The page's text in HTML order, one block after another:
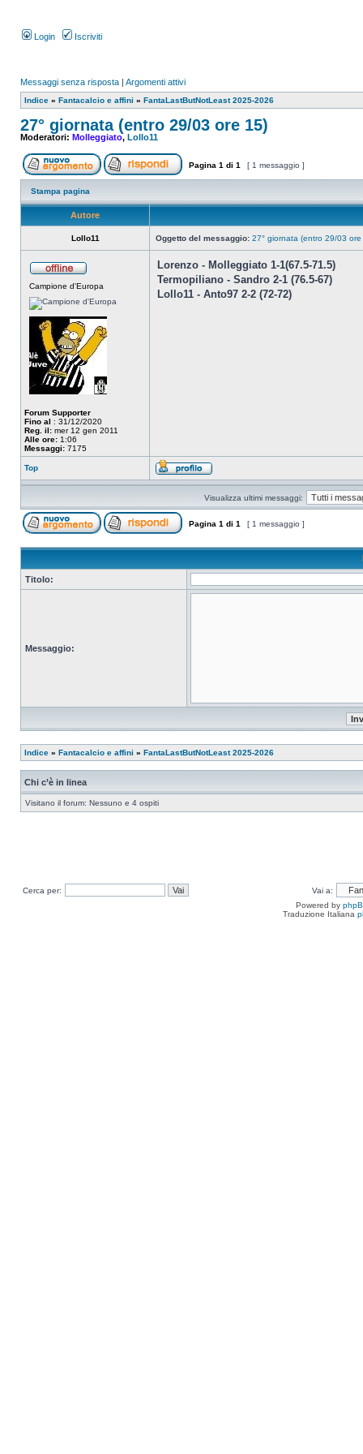
Login Iscriviti
Messaggi senza risposta | Argomenti attivi
Indice » Fantacalcio e affini » FantaLastButNotLeast 2025-2026
27° giornata (entro 29/03 ore 15)
Moderatori: Molleggiato, Lollo11
Pagina 1 di 1 [ 1 messaggio ]
Stampa pagina
Autore
Lollo11 Oggetto del messaggio: 27° giornata (entro 29/03 ore
Campione d'Europa
Forum Supporter
Fino al : 31/12/2020
Reg. il: mer 12 gen 2011
Alle ore: 1:06
Messaggi: 7175
Lorenzo - Molleggiato 1-1(67.5-71.5)
Termopiliano - Sandro 2-1 (76.5-67)
Lollo11 - Anto97 2-2 (72-72)
Top
Visualizza ultimi messaggi:
Pagina 1 di 1 [ 1 messaggio ]
Titolo:
Messaggio:
Indice » Fantacalcio e affini » FantaLastButNotLeast 2025-2026
Chi c’è in linea
Visitano il forum: Nessuno e 4 ospiti
Cerca per:
Vai a:
Powered by
Traduzione Italiana